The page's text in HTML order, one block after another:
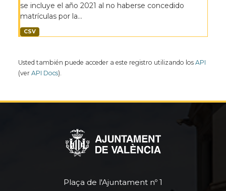
se incluye el año 2021 al no haberse concedido
matrículas por la...
CSV
Usted también puede acceder a este registro utilizando los API
(ver API Docs).
Plaça de l'Ajuntament nº 1